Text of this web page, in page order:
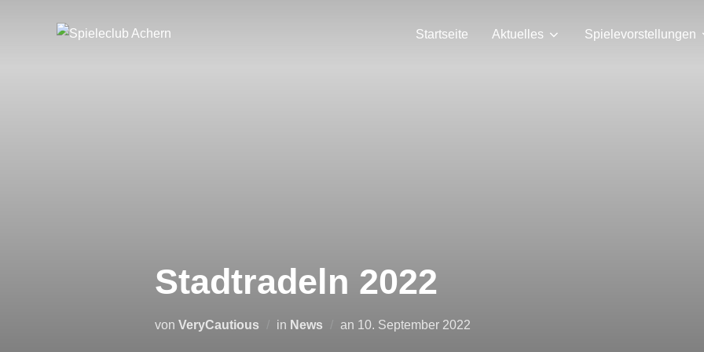
Startseite Aktuelles Spielevorstellungen
Stadtradeln 2022
von VeryCautious in News an Veröffentlicht
10. September 2022